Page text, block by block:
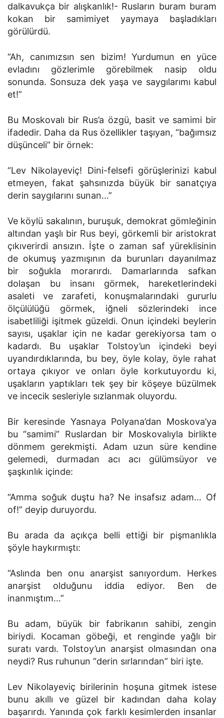
dalkavukça bir alışkanlık!- Rusların buram buram
kokan bir samimiyet yaymaya başladıkları
görülürdü.
“Ah, canımızsın sen bizim! Yurdumun en yüce
evladını gözlerimle görebilmek nasip oldu
sonunda. Sonsuza dek yaşa ve saygılarımı kabul
et!”
Bu Moskovalı bir Rus’a özgü, basit ve samimi bir
ifadedir. Daha da Rus özellikler taşıyan, “bağımsız
düşünceli” bir örnek:
“Lev Nikolayeviç! Dini-felsefi görüşlerinizi kabul
etmeyen, fakat şahsınızda büyük bir sanatçıya
derin saygılarını sunan…”
Ve köylü sakalının, buruşuk, demokrat gömleğinin
altından yaşlı bir Rus beyi, görkemli bir aristokrat
çıkıverirdi ansızın. İşte o zaman saf yüreklisinin
de okumuş yazmışının da burunları dayanılmaz
bir soğukla morarırdı. Damarlarında safkan
dolaşan bu insanı görmek, hareketlerindeki
asaleti ve zarafeti, konuşmalarındaki gururlu
ölçülülüğü görmek, iğneli sözlerindeki ince
isabetliliği işitmek güzeldi. Onun içindeki beylerin
sayısı, uşaklar için ne kadar gerekiyorsa tam o
kadardı. Bu uşaklar Tolstoy’un içindeki beyi
uyandırdıklarında, bu bey, öyle kolay, öyle rahat
ortaya çıkıyor ve onları öyle korkutuyordu ki,
uşakların yaptıkları tek şey bir köşeye büzülmek
ve incecik sesleriyle sızlanmak oluyordu.
Bir keresinde Yasnaya Polyana’dan Moskova’ya
bu “samimi” Ruslardan bir Moskovalıyla birlikte
dönmem gerekmişti. Adam uzun süre kendine
gelemedi, durmadan acı acı gülümsüyor ve
şaşkınlık içinde:
“Amma soğuk duştu ha? Ne insafsız adam… Of
of!” deyip duruyordu.
Bu arada da açıkça belli ettiği bir pişmanlıkla
şöyle haykırmıştı:
“Aslında ben onu anarşist sanıyordum. Herkes
anarşist olduğunu iddia ediyor. Ben de
inanmıştım…”
Bu adam, büyük bir fabrikanın sahibi, zengin
biriydi. Kocaman göbeği, et renginde yağlı bir
suratı vardı. Tolstoy’un anarşist olmasından ona
neydi? Rus ruhunun “derin sırlarından” biri işte.
Lev Nikolayeviç birilerinin hoşuna gitmek istese
bunu akıllı ve güzel bir kadından daha kolay
başarırdı. Yanında çok farklı kesimlerden insanlar